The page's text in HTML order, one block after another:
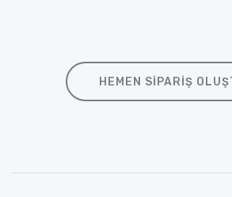
HEMEN SIPARIŞ